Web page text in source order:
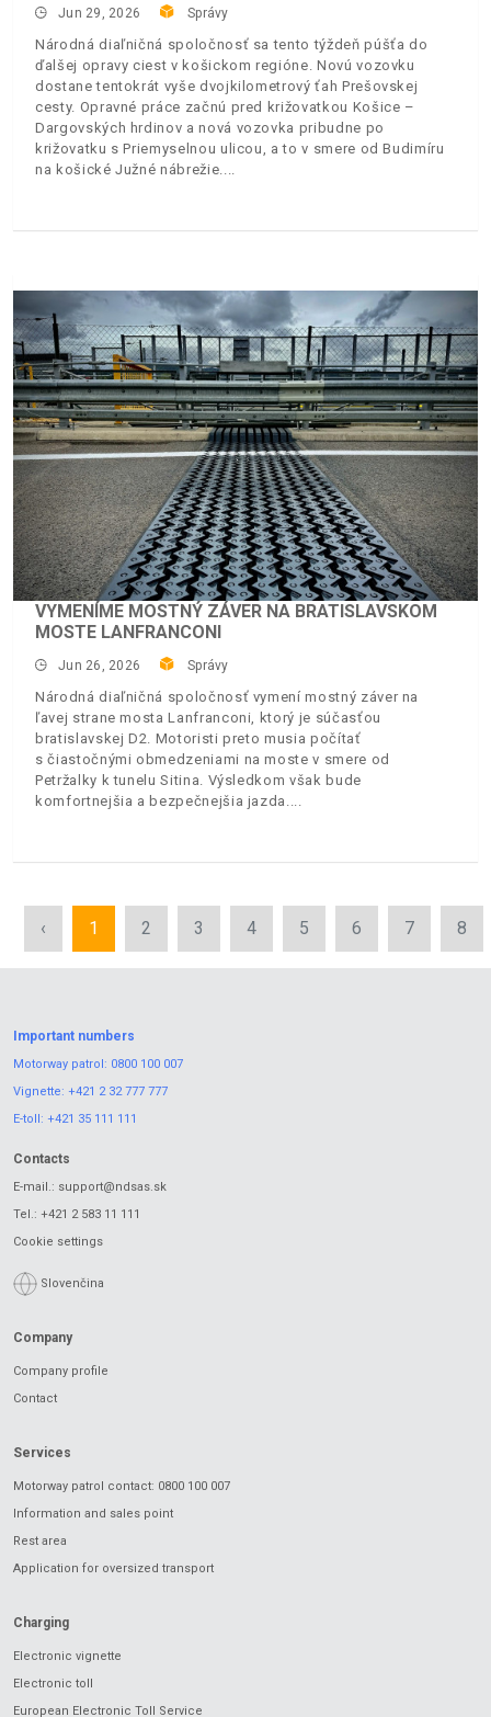
Jun 29, 2026 Správy
Národná diaľničná spoločnosť sa tento týždeň púšťa do
ďalšej opravy ciest v košickom regióne. Novú vozovku
dostane tentokrát vyše dvojkilometrový ťah Prešovskej
cesty. Opravné práce začnú pred križovatkou Košice –
Dargovských hrdinov a nová vozovka pribudne po
križovatku s Priemyselnou ulicou, a to v smere od Budimíru
na košické Južné nábrežie.
VYMENÍME MOSTNÝ ZÁVER NA BRATISLAVSKOM
MOSTE LANFRANCONI
Jun 26, 2026 Správy
Národná diaľničná spoločnosť vymení mostný záver na
ľavej strane mosta Lanfranconi, ktorý je súčasťou
bratislavskej D2. Motoristi preto musia počítať
s čiastočnými obmedzeniami na moste v smere od
Petržalky k tunelu Sitina. Výsledkom však bude
komfortnejšia a bezpečnejšia jazda.
‹ 1 2 3 4 5 6 7 8
Important numbers
Motorway patrol: 0800 100 007
Vignette: +421 2 32 777 777
E-toll: +421 35 111 111
Contacts
E-mail.: support@ndsas.sk
Tel.: +421 2 583 11 111
Cookie settings
Slovenčina
Company
Company profile
Contact
Services
Motorway patrol contact: 0800 100 007
Information and sales point
Rest area
Application for oversized transport
Charging
Electronic vignette
Electronic toll
European Electronic Toll Service